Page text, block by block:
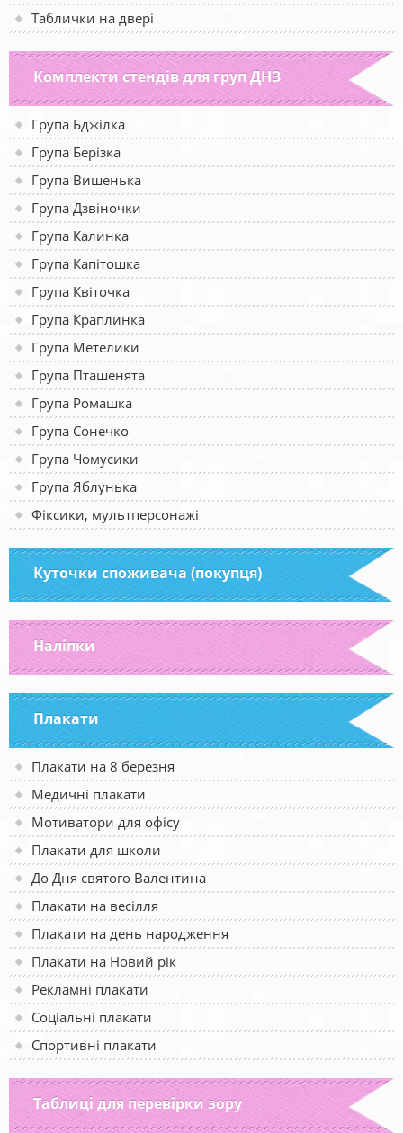
Таблички на двері
Комплекти стендів для груп ДНЗ
Група Бджілка
Група Берізка
Група Вишенька
Група Дзвіночки
Група Калинка
Група Капітошка
Група Квіточка
Група Краплинка
Група Метелики
Група Пташенята
Група Ромашка
Група Сонечко
Група Чомусики
Група Яблунька
Фіксики, мультперсонажі
Куточки споживача (покупця)
Наліпки
Плакати
Плакати на 8 березня
Медичні плакати
Мотиватори для офісу
Плакати для школи
До Дня святого Валентина
Плакати на весілля
Плакати на день народження
Плакати на Новий рік
Рекламні плакати
Соціальні плакати
Спортивні плакати
Таблиці для перевірки зору